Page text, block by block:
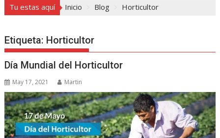
Tu estas aquí Inicio Blog Horticultor
Etiqueta: Horticultor
Día Mundial del Horticultor
May 17, 2021 Martin